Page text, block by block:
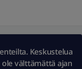
Keskustelua
välttämättä ajan